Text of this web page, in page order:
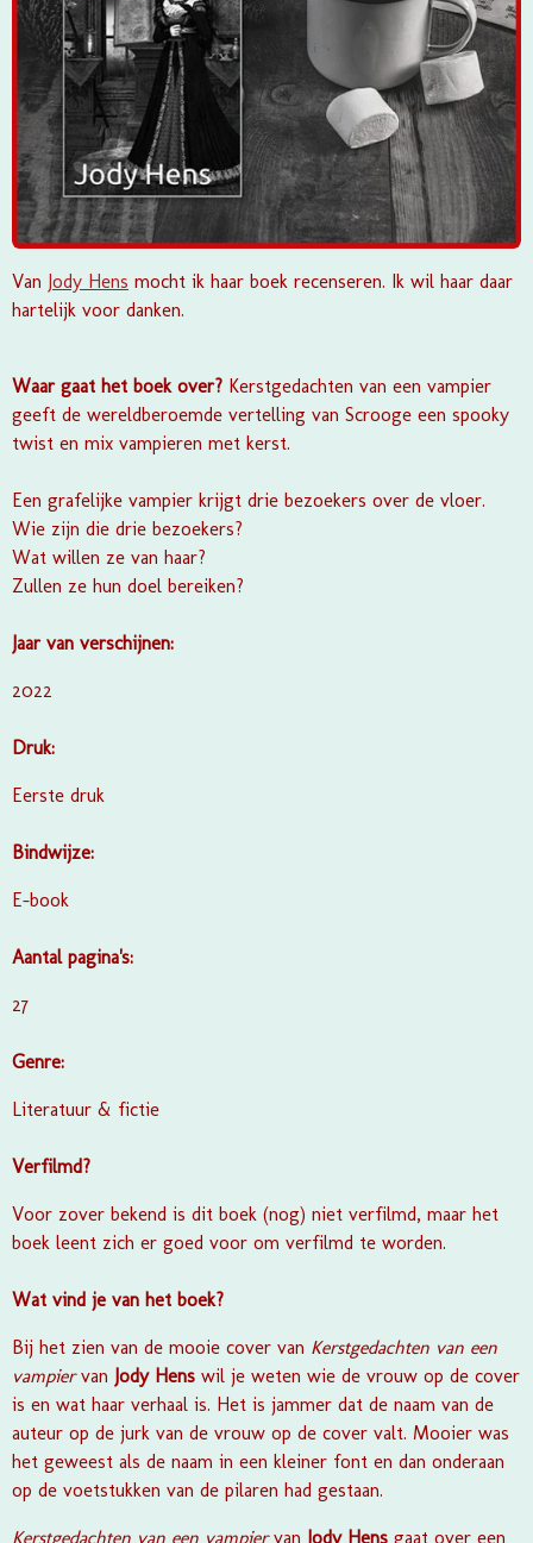
Van Jody Hens mocht ik haar boek recenseren. Ik wil haar daar
hartelijk voor danken.
Waar gaat het boek over? Kerstgedachten van een vampier
geeft de wereldberoemde vertelling van Scrooge een spooky
twist en mix vampieren met kerst.
Een grafelijke vampier krijgt drie bezoekers over de vloer.
Wie zijn die drie bezoekers?
Wat willen ze van haar?
Zullen ze hun doel bereiken?
Jaar van verschijnen:
2022
Druk:
Eerste druk
Bindwijze:
E-book
Aantal pagina's:
27
Genre:
Literatuur & fictie
Verfilmd?
Voor zover bekend is dit boek (nog) niet verfilmd, maar het
boek leent zich er goed voor om verfilmd te worden.
Wat vind je van het boek?
Bij het zien van de mooie cover van Kerstgedachten van een
vampiervan Jody Hens wil je weten wie de vrouw op de cover
is en wat haar verhaal is. Het is jammer dat de naam van de
auteur op de jurk van de vrouw op de cover valt. Mooier was
het geweest als de naam in een kleiner font en dan onderaan
op de voetstukken van de pilaren had gestaan.
Kerstgedachten van een vampiervan Jody Hens gaat over een